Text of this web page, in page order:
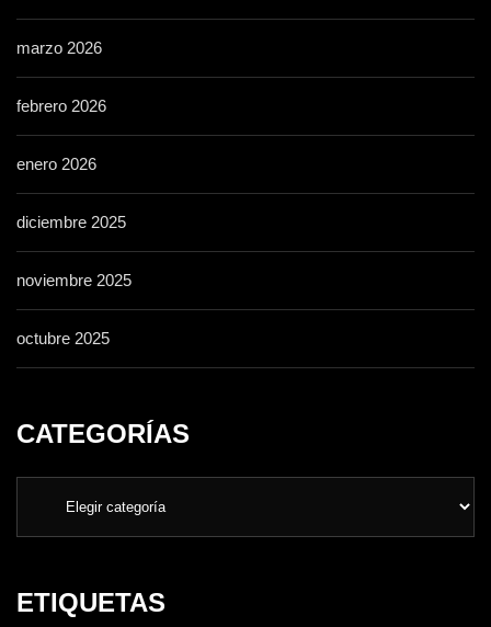
marzo 2026
febrero 2026
enero 2026
diciembre 2025
noviembre 2025
octubre 2025
CATEGORÍAS
ETIQUETAS